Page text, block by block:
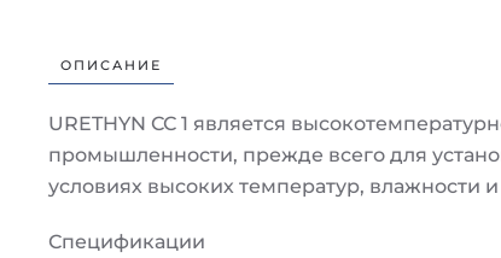
ОПИСАНИЕ
URETHYN СС 1 является
промышленности, прежде всего для
условиях высоких температур, влажности и
Спецификации